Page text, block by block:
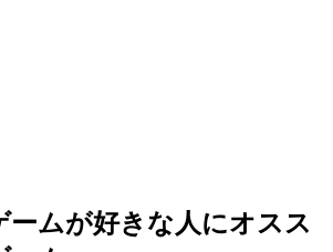
ームが好きな人にオスス